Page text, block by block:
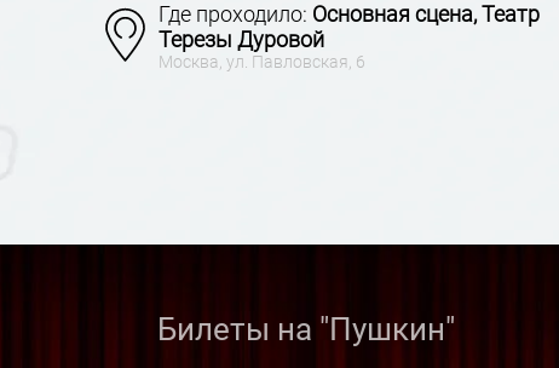
Где проходило: Основная сцена, Театр
Терезы Дуровой
Москва, ул. Павловская, 6
Билеты на "Пушкин"